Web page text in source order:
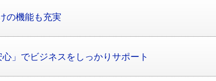
の機能も充実
心」でビジネスをしっかりサポート